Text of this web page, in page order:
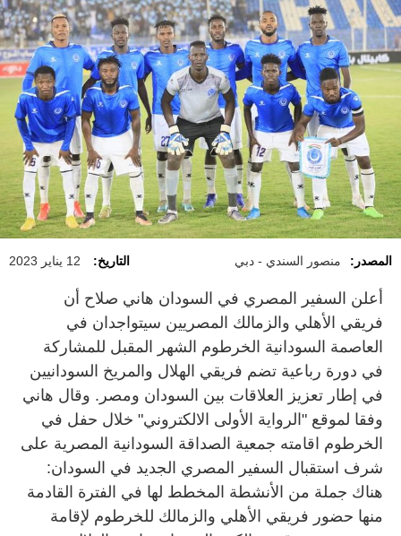
المصدر: منصور السندي - دبي التاريخ: 12 يناير 2023
أعلن السفير المصري في السودان هاني صلاح أن
فريقي الأهلي والزمالك المصريين سيتواجدان في
العاصمة السودانية الخرطوم الشهر المقبل للمشاركة
في دورة رباعية تضم فريقي الهلال والمريخ السودانيين
في إطار تعزيز العلاقات بين السودان ومصر. وقال هاني
وفقا لموقع "الرواية الأولى الالكتروني" خلال حفل في
الخرطوم اقامته جمعية الصداقة السودانية المصرية على
شرف استقبال السفير المصري الجديد في السودان:
هناك جملة من الأنشطة المخطط لها في الفترة القادمة
منها حضور فريقي الأهلي والزمالك للخرطوم لإقامة